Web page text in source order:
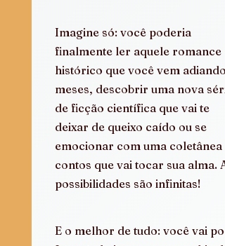
Imagine só: você poderia
finalmente ler aquele romance
histórico que você vem adiando
meses, descobrir uma nova
de ficção científica que vai te
deixar de queixo caído ou se
emocionar com uma coletânea
contos que vai tocar sua alma.
possibilidades são infinitas!
E o melhor de tudo: você vai